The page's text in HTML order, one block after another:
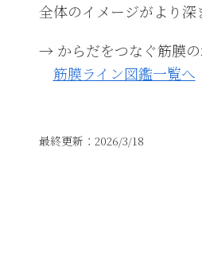
全体のイメージがより深
→ からだをつなぐ筋膜
筋膜ライン図鑑一覧へ
最終更新：2026/3/18